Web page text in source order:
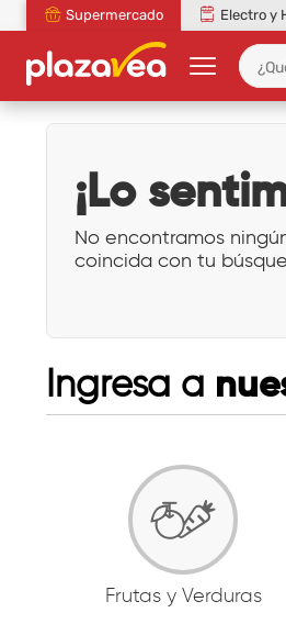
Supermercado Electro y
¡Lo
No encontramos
coincida con tu
Ingresa a
Frutas y Verduras